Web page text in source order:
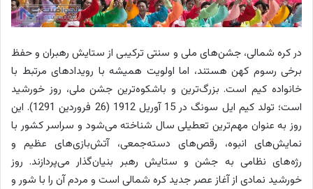
در کره شمالی، جشن‌های ملی و سنتی ترکیبی از ستایش رهبران و حفظ
برخی رسوم کهن هستند، اما اولویت همیشه با رویدادهای مرتبط با
خانواده کیم است. بزرگ‌ترین و باشکوه‌ترین جشن ملی، روز خورشید
است؛ تولد کیم ایل سونگ در 15 آوریل 1912 (26 فروردین 1291). این
روز به عنوان مهم‌ترین تعطیلی سال شناخته می‌شود و سراسر کشور با
نمایش‌های انبوه، رقص‌های دسته‌جمعی، آتش‌بازی‌های عظیم و
رژه‌های نظامی به جشن و ستایش رهبر بنیان‌گذار می‌پردازند. روز
خورشید نمادی از آغاز عصر جدید کره شمالی است و مردم آن را با شور و